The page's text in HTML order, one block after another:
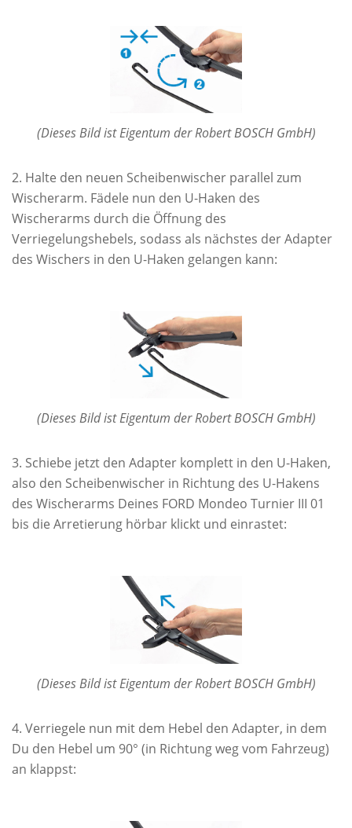
(Dieses Bild ist Eigentum der Robert BOSCH GmbH)
Halte den neuen Scheibenwischer parallel zum
Wischerarm. Fädele nun den U-Haken des
Wischerarms durch die Öffnung des
Verriegelungshebels, sodass als nächstes der Adapter
des Wischers in den U-Haken gelangen kann:
(Dieses Bild ist Eigentum der Robert BOSCH GmbH)
Schiebe jetzt den Adapter komplett in den U-Haken,
also den Scheibenwischer in Richtung des U-Hakens
des Wischerarms Deines FORD Mondeo Turnier III 01
bis die Arretierung hörbar klickt und einrastet:
(Dieses Bild ist Eigentum der Robert BOSCH GmbH)
Verriegele nun mit dem Hebel den Adapter, in dem
Du den Hebel um 90° (in Richtung weg vom Fahrzeug)
an klappst: